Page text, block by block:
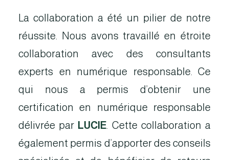
La collaboration a été un pilier de notre
réussite. Nous avons travaillé en étroite
collaboration avec des consultants
experts en numérique responsable. Ce
qui nous a permis d’obtenir une
certification en numérique responsable
délivrée par LUCIE . Cette collaboration a
également permis d’apporter des conseils